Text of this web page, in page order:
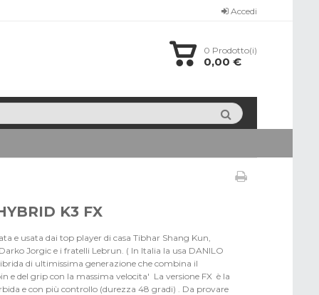
Accedi
0 Prodotto(i)
0,00 €
K3 FX
e usata dai top player di casa Tibhar Shang Kun,
Jorgic e i fratelli Lebrun. ( In Italia la usa DANILO
di ultimissima generazione che combina il
e del grip con la massima velocita' La versione FX è la
e con più controllo (durezza 48 gradi) . Da provare